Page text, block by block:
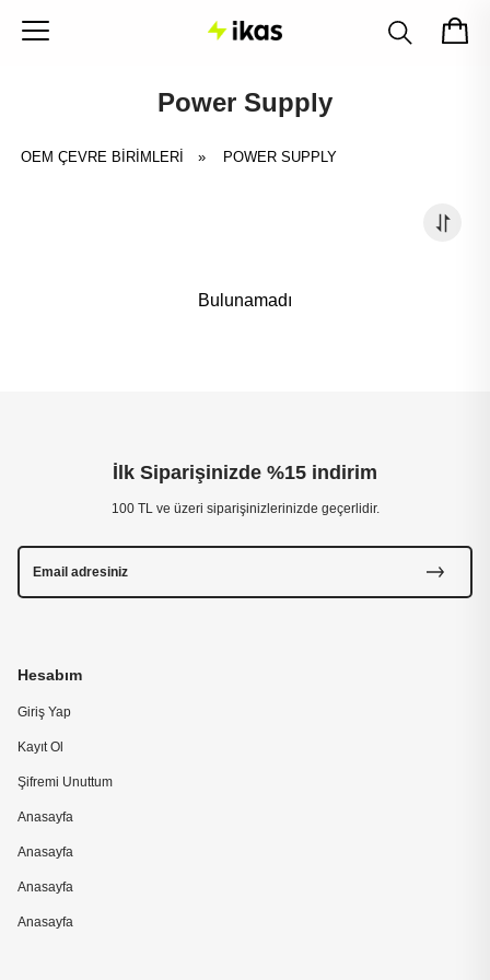
Power Supply
OEM ÇEVRE BİRİMLERİ » POWER SUPPLY
Bulunamadı
Hesabım
Giriş Yap
Kayıt Ol
Şifremi Unuttum
Anasayfa
Anasayfa
Anasayfa
Anasayfa
İlk Siparişinizde %15 indirim
100 TL ve üzeri siparişinizlerinizde geçerlidir.